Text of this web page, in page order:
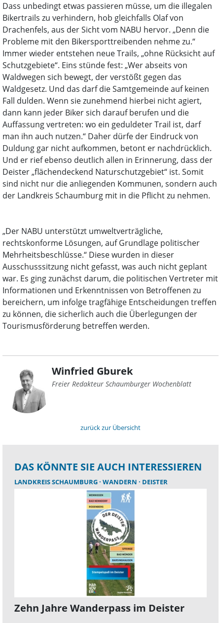
Dass unbedingt etwas passieren müsse, um die illegalen
Bikertrails zu verhindern, hob gleichfalls Olaf von
Drachenfels, aus der Sicht vom NABU hervor. „Denn die
Probleme mit den Bikersporttreibenden nehme zu.“
Immer wieder entstehen neue Trails, „ohne Rücksicht auf
Schutzgebiete“. Eins stünde fest: „Wer abseits von
Waldwegen sich bewegt, der verstößt gegen das
Waldgesetz. Und das darf die Samtgemeinde auf keinen
Fall dulden. Wenn sie zunehmend hierbei nicht agiert,
dann kann jeder Biker sich darauf berufen und die
Auffassung vertreten: wo ein geduldeter Trail ist, darf
man ihn auch nutzen.“ Daher dürfe der Eindruck von
Duldung gar nicht aufkommen, betont er nachdrücklich.
Und er rief ebenso deutlich allen in Erinnerung, dass der
Deister „flächendeckend Naturschutzgebiet“ ist. Somit
sind nicht nur die anliegenden Kommunen, sondern auch
der Landkreis Schaumburg mit in die Pflicht zu nehmen.
„Der NABU unterstützt umweltverträgliche,
rechtskonforme Lösungen, auf Grundlage politischer
Mehrheitsbeschlüsse.“ Diese wurden in dieser
Ausschusssitzung nicht gefasst, was auch nicht geplant
war. Es ging zunächst darum, die politischen Vertreter mit
Informationen und Erkenntnissen von Betroffenen zu
bereichern, um infolge tragfähige Entscheidungen treffen
zu können, die sicherlich auch die Überlegungen der
Tourismusförderung betreffen werden.
Winfried Gburek
Freier Redakteur Schaumburger Wochenblatt
zurück zur Übersicht
DAS KÖNNTE SIE AUCH INTERESSIEREN
LANDKREIS SCHAUMBURG WANDERN DEISTER
Zehn Jahre Wanderpass im Deister